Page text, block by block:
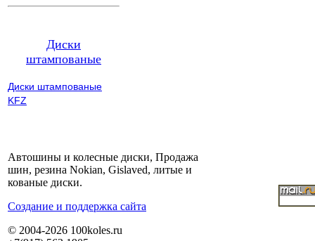
Диски
штампованые
Диски штампованые
KFZ
Автошины и колесные диски, Продажа
шин, резина Nokian, Gislaved, литые и
кованые диски.
Cоздание и поддержка сайта
© 2004-2026 100koles.ru